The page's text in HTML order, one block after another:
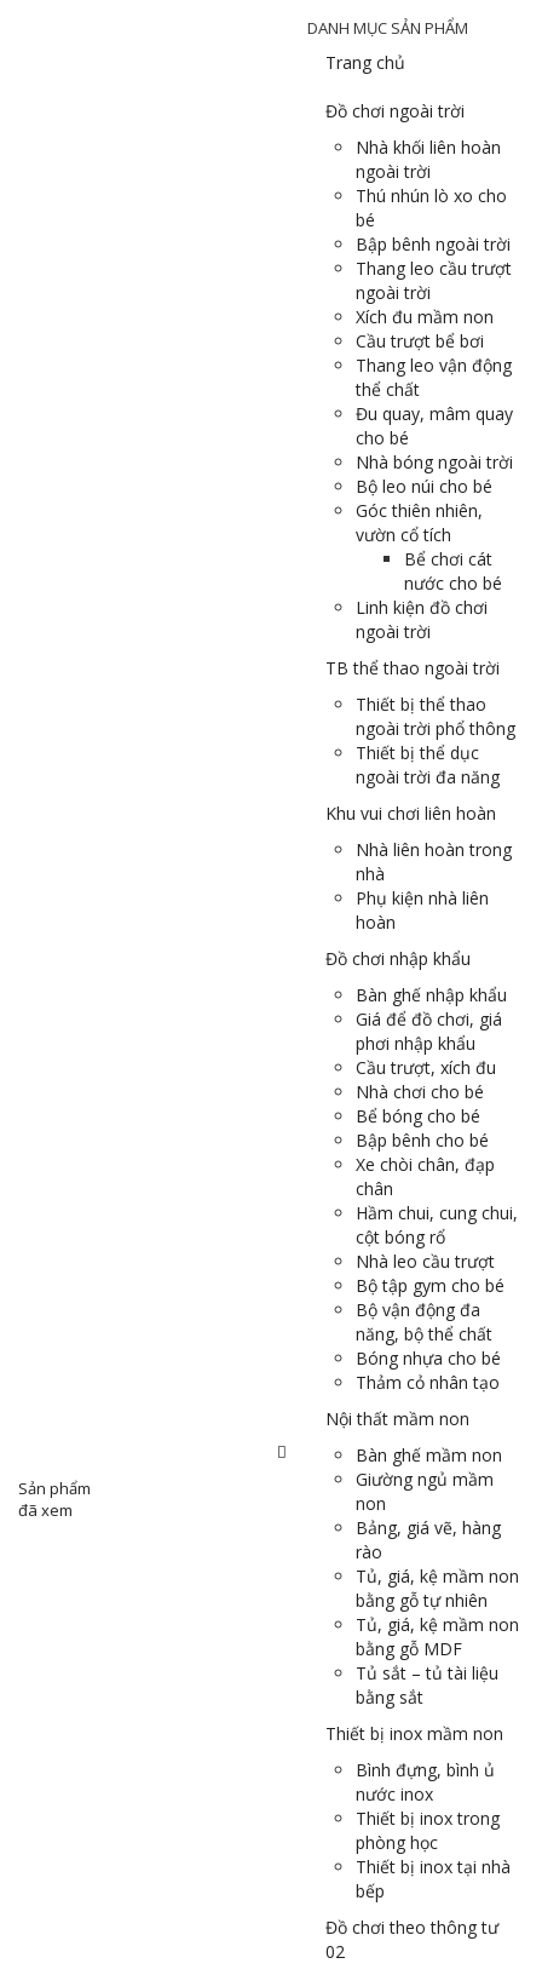
Sản phẩm
đã xem
DANH MỤC SẢN PHẨM
Trang chủ
Đồ chơi ngoài trời
Nhà khối liên hoàn
ngoài trời
Thú nhún lò xo cho
bé
Bập bênh ngoài trời
Thang leo cầu trượt
ngoài trời
Xích đu mầm non
Cầu trượt bể bơi
Thang leo vận động
thể chất
Đu quay, mâm quay
cho bé
Nhà bóng ngoài trời
Bộ leo núi cho bé
Góc thiên nhiên,
vườn cổ tích
Bể chơi cát
nước cho bé
Linh kiện đồ chơi
ngoài trời
TB thể thao ngoài trời
Thiết bị thể thao
ngoài trời phổ thông
Thiết bị thể dục
ngoài trời đa năng
Khu vui chơi liên hoàn
Nhà liên hoàn trong
nhà
Phụ kiện nhà liên
hoàn
Đồ chơi nhập khẩu
Bàn ghế nhập khẩu
Giá để đồ chơi, giá
phơi nhập khẩu
Cầu trượt, xích đu
Nhà chơi cho bé
Bể bóng cho bé
Bập bênh cho bé
Xe chòi chân, đạp
chân
Hầm chui, cung chui,
cột bóng rổ
Nhà leo cầu trượt
Bộ tập gym cho bé
Bộ vận động đa
năng, bộ thể chất
Bóng nhựa cho bé
Thảm cỏ nhân tạo
Nội thất mầm non
Bàn ghế mầm non
Giường ngủ mầm
non
Bảng, giá vẽ, hàng
rào
Tủ, giá, kệ mầm non
bằng gỗ tự nhiên
Tủ, giá, kệ mầm non
bằng gỗ MDF
Tủ sắt – tủ tài liệu
bằng sắt
Thiết bị inox mầm non
Bình đựng, bình ủ
nước inox
Thiết bị inox trong
phòng học
Thiết bị inox tại nhà
bếp
Đồ chơi theo thông tư
02